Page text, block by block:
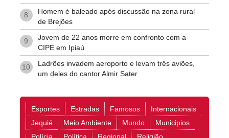
8
Homem é baleado após discussão na zona rural
de Brejões
9
Jovem de 22 anos morre em confronto com a
CIPE em Ipiaú
10
Ladrões invadem aeroporto e levam três aviões,
um deles do cantor Almir Sater
Esportes Estradas Famosos
Internacionais
Jequié
Meio Ambiente Mundo
Municipios